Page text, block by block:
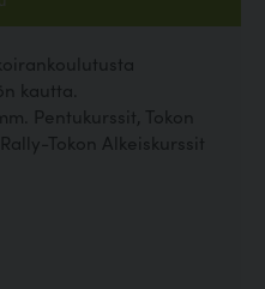
kautta.
Pentukurssit, Tokon
Tokon Alkeiskurssit